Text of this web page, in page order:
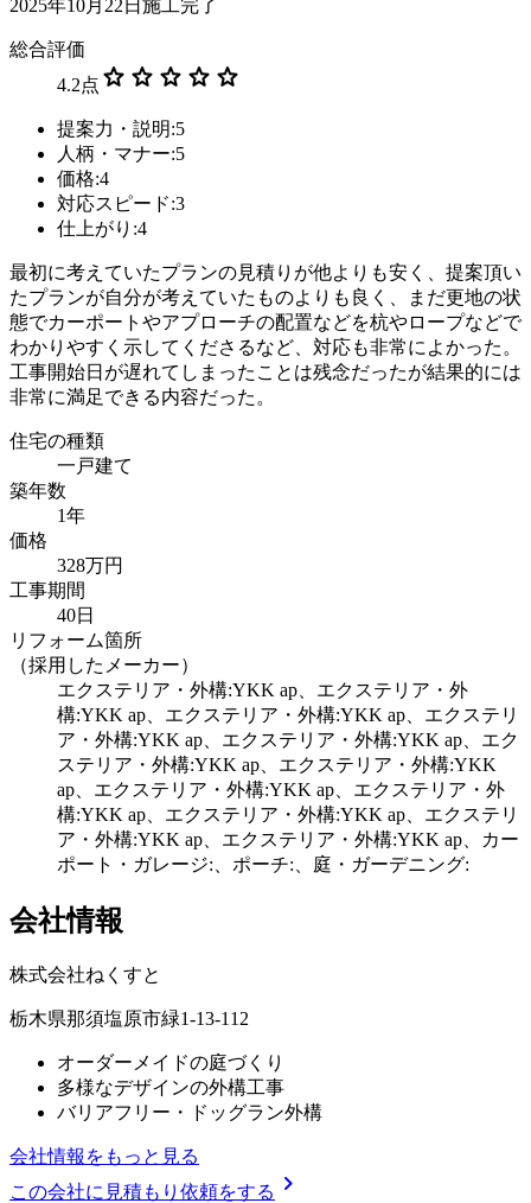
2025年10月22日施工完了
総合評価
4.2点 star star star star star
提案力・説明:5
人柄・マナー:5
価格:4
対応スピード:3
仕上がり:4
最初に考えていたプランの見積りが他よりも安く、提案頂い
たプランが自分が考えていたものよりも良く、まだ更地の状
態でカーポートやアプローチの配置などを杭やロープなどで
わかりやすく示してくださるなど、対応も非常によかった。
工事開始日が遅れてしまったことは残念だったが結果的には
非常に満足できる内容だった。
住宅の種類
一戸建て
築年数
1年
価格
328万円
工事期間
40日
リフォーム箇所
（採用したメーカー）
エクステリア・外構:YKK ap、エクステリア・外
構:YKK ap、エクステリア・外構:YKK ap、エクステリ
ア・外構:YKK ap、エクステリア・外構:YKK ap、エク
ステリア・外構:YKK ap、エクステリア・外構:YKK
ap、エクステリア・外構:YKK ap、エクステリア・外
構:YKK ap、エクステリア・外構:YKK ap、エクステリ
ア・外構:YKK ap、エクステリア・外構:YKK ap、カー
ポート・ガレージ:、ポーチ:、庭・ガーデニング:
会社情報
株式会社ねくすと
栃木県那須塩原市緑1-13-112
オーダーメイドの庭づくり
多様なデザインの外構工事
バリアフリー・ドッグラン外構
会社情報をもっと見る
この会社に見積もり依頼をする chevron_right